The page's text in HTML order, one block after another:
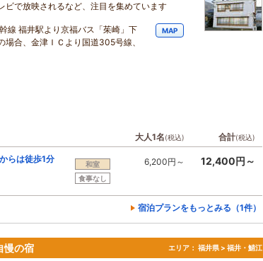
ビで放映されるなど、注目を集めています
線 福井駅より京福バス「茱崎」下
場合、金津ＩＣより国道305号線、
MAP
大人1名(税込) 合計(税込)
らは徒歩1分
和室
食事なし
6,200円～ 12,400円～
宿泊プランをもっとみる（1件）
慢の宿 エリア： 福井県 > 福井・鯖江